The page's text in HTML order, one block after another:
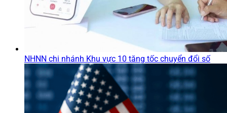
NHNN chi nhánh Khu vực 10 tăng tốc chuyển đổi số